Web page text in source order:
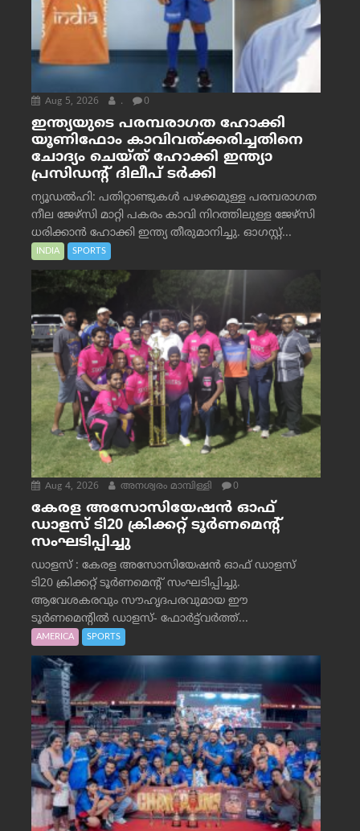
Aug 5, 2026 . 0
ഇന്ത്യയുടെ പരമ്പരാഗത ഹോക്കി
യൂണിഫോം കാവിവത്ക്കരിച്ചതിനെ
ചോദ്യം ചെയ്ത് ഹോക്കി ഇന്ത്യാ
പ്രസിഡന്റ് ദിലീപ് ടര്‍ക്കി
ന്യൂഡൽഹി: പതിറ്റാണ്ടുകൾ പഴക്കമുള്ള പരമ്പരാഗത
നീല ജേഴ്‌സി മാറ്റി പകരം കാവി നിറത്തിലുള്ള ജേഴ്‌സി
ധരിക്കാൻ ഹോക്കി ഇന്ത്യ തീരുമാനിച്ചു. ഓഗസ്റ്റ്...
INDIA SPORTS
Aug 4, 2026 അനശ്വരം മാമ്പിള്ളി 0
കേരള അസോസിയേഷൻ ഓഫ്
ഡാളസ് ടി20 ക്രിക്കറ്റ് ടൂർണമെന്റ്
സംഘടിപ്പിച്ചു
ഡാളസ് : കേരള അസോസിയേഷൻ ഓഫ് ഡാളസ്
ടി20 ക്രിക്കറ്റ് ടൂർണമെന്റ് സംഘടിപ്പിച്ചു.
ആവേശകരവും സൗഹൃദപരവുമായ ഈ
ടൂർണമെന്റിൽ ഡാളസ്- ഫോർട്ട്‌വര്‍ത്ത്...
AMERICA SPORTS